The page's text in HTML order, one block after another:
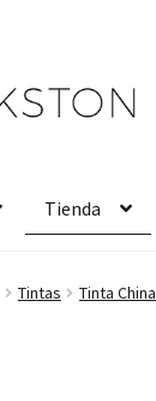
Tienda
Tintas Tinta China